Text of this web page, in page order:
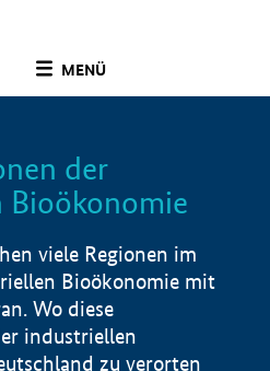
MENÜ
der
viele Regionen im
Bioökonomie mit
Wo diese
industriellen
zu verorten